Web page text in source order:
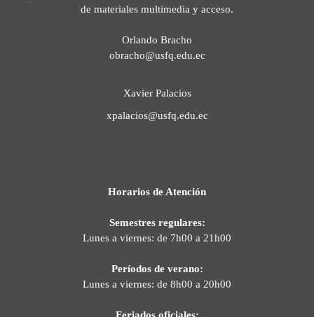
de materiales multimedia y acceso.
Orlando Bracho
obracho@usfq.edu.ec
Xavier Palacios
xpalacios@usfq.edu.ec
Horarios de Atención
Semestres regulares:
Lunes a viernes: de 7h00 a 21h00
Períodos de verano:
Lunes a viernes: de 8h00 a 20h00
Feriados oficiales: